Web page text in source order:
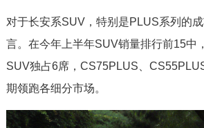
对于长安系SUV，特别是PLUS系列的
言。在今年上半年SUV销量排行前15中
SUV独占6席，CS75PLUS、
期领跑各细分市场。